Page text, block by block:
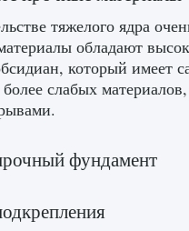
тяжелого ядра
обладают
который имеет
слабых
фундамент